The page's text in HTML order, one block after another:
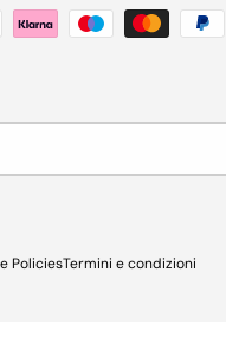
accettati
PoliciesTermini e condizioni